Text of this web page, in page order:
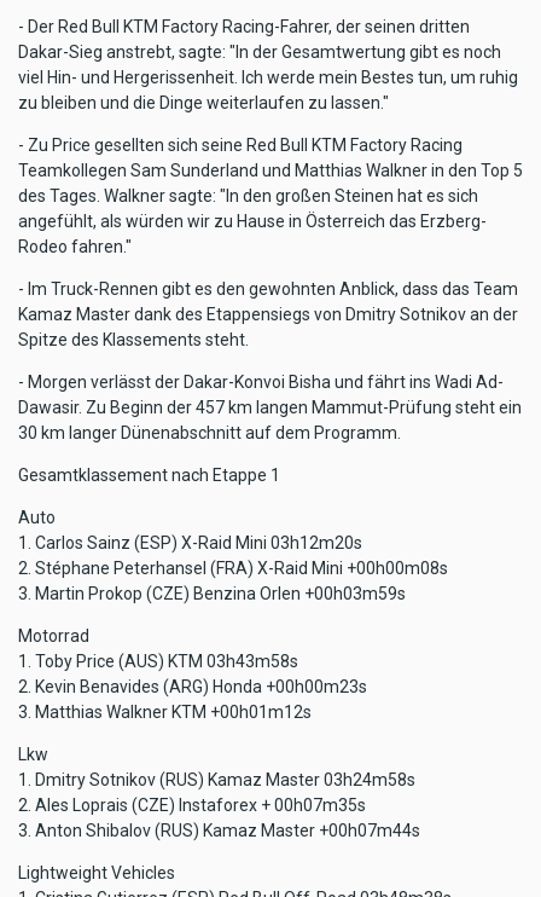
- Der Red Bull KTM Factory Racing-Fahrer, der seinen dritten
Dakar-Sieg anstrebt, sagte: "In der Gesamtwertung gibt es noch
viel Hin- und Hergerissenheit. Ich werde mein Bestes tun, um ruhig
zu bleiben und die Dinge weiterlaufen zu lassen."
- Zu Price gesellten sich seine Red Bull KTM Factory Racing
Teamkollegen Sam Sunderland und Matthias Walkner in den Top 5
des Tages. Walkner sagte: "In den großen Steinen hat es sich
angefühlt, als würden wir zu Hause in Österreich das Erzberg-
Rodeo fahren."
- Im Truck-Rennen gibt es den gewohnten Anblick, dass das Team
Kamaz Master dank des Etappensiegs von Dmitry Sotnikov an der
Spitze des Klassements steht.
- Morgen verlässt der Dakar-Konvoi Bisha und fährt ins Wadi Ad-
Dawasir. Zu Beginn der 457 km langen Mammut-Prüfung steht ein
30 km langer Dünenabschnitt auf dem Programm.
Gesamtklassement nach Etappe 1
Auto
1. Carlos Sainz (ESP) X-Raid Mini 03h12m20s
2. Stéphane Peterhansel (FRA) X-Raid Mini +00h00m08s
3. Martin Prokop (CZE) Benzina Orlen +00h03m59s
Motorrad
1. Toby Price (AUS) KTM 03h43m58s
2. Kevin Benavides (ARG) Honda +00h00m23s
3. Matthias Walkner KTM +00h01m12s
Lkw
1. Dmitry Sotnikov (RUS) Kamaz Master 03h24m58s
2. Ales Loprais (CZE) Instaforex + 00h07m35s
3. Anton Shibalov (RUS) Kamaz Master +00h07m44s
Lightweight Vehicles